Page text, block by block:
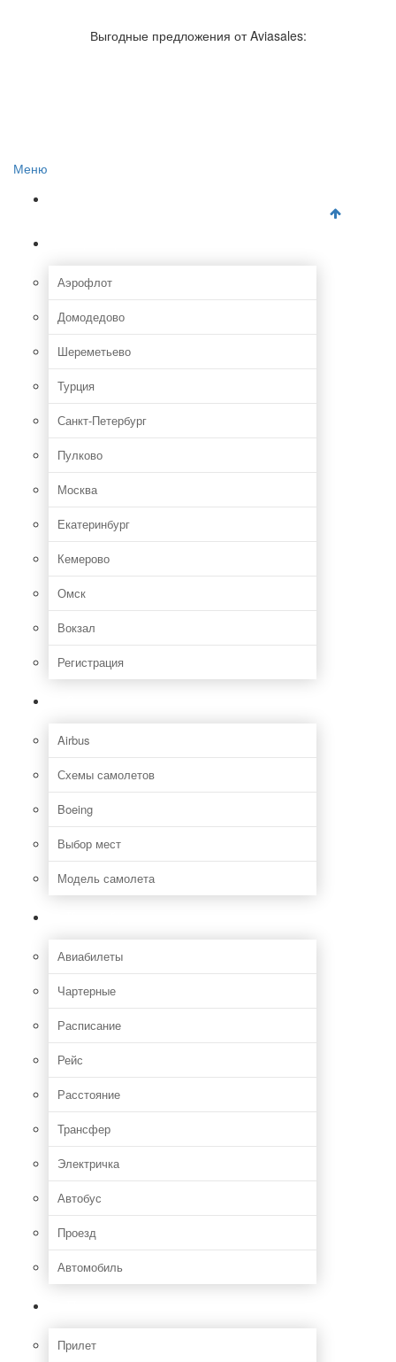
Отзывы об авиакомпаниях
Отзывы об аэропортах
Выгодные предложения от Aviasales:
Меню
Аэрофлот
Домодедово
Шереметьево
Турция
Санкт-Петербург
Пулково
Москва
Екатеринбург
Кемерово
Омск
Вокзал
Регистрация
Airbus
Схемы самолетов
Boeing
Выбор мест
Модель самолета
Авиабилеты
Чартерные
Расписание
Рейс
Расстояние
Трансфер
Электричка
Автобус
Проезд
Автомобиль
Прилет